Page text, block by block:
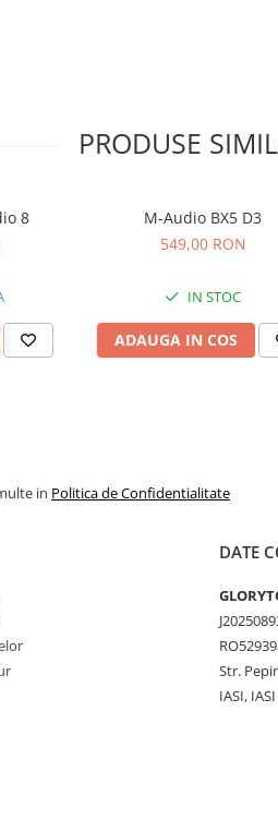
PRODUSE
8
M-Audio BX5 D3
549,00 RON
IN STOC
ADAUGA IN COS
in Politica de Confidentialitate
DATE
Str.
IASI, IASI